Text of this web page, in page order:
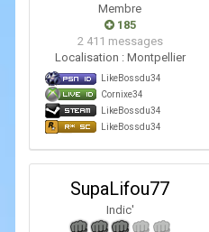
Membre
185
2 411 messages
Localisation : Montpellier
LikeBossdu34
Cornixe34
LikeBossdu34
LikeBossdu34
SupaLifou77
Indic'